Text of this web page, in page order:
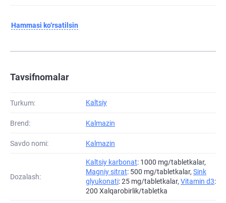
Hammasi ko‘rsatilsin
Tavsifnomalar
Turkum: Kaltsiy
Brend: Kalmazin
Savdo nomi: Kalmazin
Dozalash:
Kaltsiy karbonat: 1000 mg/tabletkalar,
Magniy sitrat: 500 mg/tabletkalar, Sink
glyukonati: 25 mg/tabletkalar, Vitamin d3:
200 Xalqarobirlik/tabletka